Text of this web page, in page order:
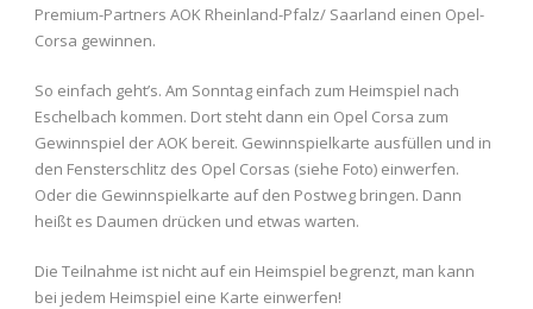
Premium-Partners AOK Rheinland-Pfalz/ Saarland einen Opel-
Corsa gewinnen.
So einfach geht’s. Am Sonntag einfach zum Heimspiel nach
Eschelbach kommen. Dort steht dann ein Opel Corsa zum
Gewinnspiel der AOK bereit. Gewinnspielkarte ausfüllen und in
den Fensterschlitz des Opel Corsas (siehe Foto) einwerfen.
Oder die Gewinnspielkarte auf den Postweg bringen. Dann
heißt es Daumen drücken und etwas warten.
Die Teilnahme ist nicht auf ein Heimspiel begrenzt, man kann
bei jedem Heimspiel eine Karte einwerfen!